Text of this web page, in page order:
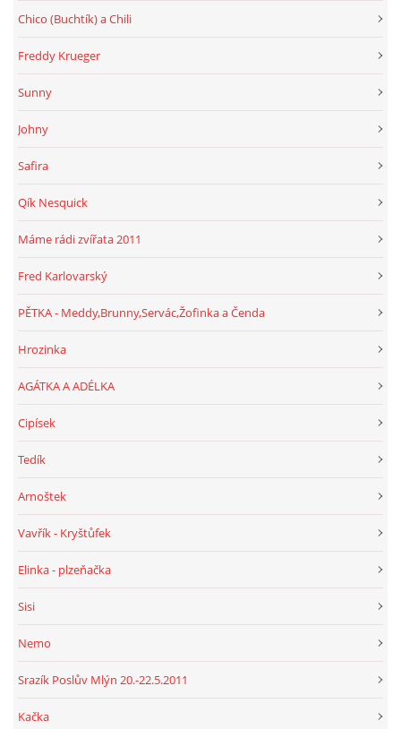
Chico (Buchtík) a Chili
Freddy Krueger
Sunny
Johny
Safira
Qík Nesquick
Máme rádi zvířata 2011
Fred Karlovarský
PĚTKA - Meddy,Brunny,Servác,Žofinka a Čenda
Hrozinka
AGÁTKA A ADÉLKA
Cipísek
Tedík
Arnoštek
Vavřík - Kryštůfek
Elinka - plzeňačka
Sisi
Nemo
Srazík Poslův Mlýn 20.-22.5.2011
Kačka